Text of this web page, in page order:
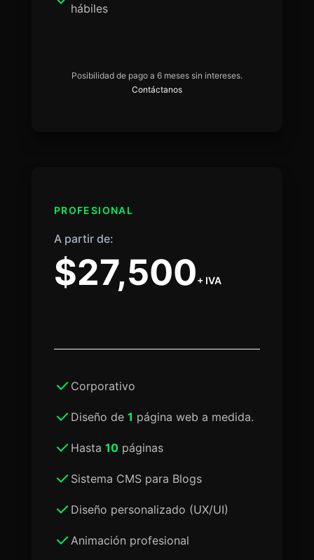
hábiles
Posibilidad de pago a 6 meses sin intereses.
Contáctanos
PROFESIONAL
A partir de:
$27,500+ IVA
Corporativo
Diseño de 1 página web a medida.
Hasta 10páginas
Sistema CMS para Blogs
Diseño personalizado (UX/UI)
Animación profesional